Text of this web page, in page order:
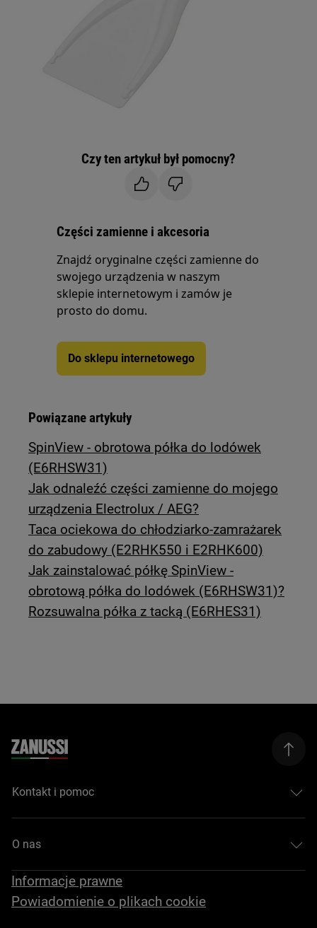
Czy ten artykuł był pomocny?
Części zamienne i akcesoria
Znajdź oryginalne części zamienne do
swojego urządzenia w naszym
sklepie internetowym i zamów je
prosto do domu.
Do sklepu internetowego
Powiązane artykuły
SpinView - obrotowa półka do lodówek
(E6RHSW31)
Jak odnaleźć części zamienne do mojego
urządzenia Electrolux / AEG?
Taca ociekowa do chłodziarko-zamrażarek
do zabudowy (E2RHK550 i E2RHK600)
Jak zainstalować półkę SpinView -
obrotową półka do lodówek (E6RHSW31)?
Rozsuwalna półka z tacką (E6RHES31)
Kontakt i pomoc
O nas
Informacje prawne
Powiadomienie o plikach cookie